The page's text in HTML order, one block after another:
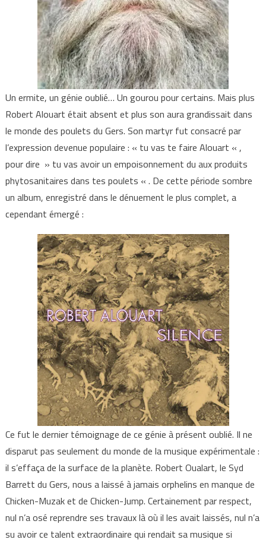
Un ermite, un génie oublié… Un gourou pour certains. Mais plus
Robert Alouart était absent et plus son aura grandissait dans
le monde des poulets du Gers. Son martyr fut consacré par
l’expression devenue populaire : « tu vas te faire Alouart « ,
pour dire » tu vas avoir un empoisonnement du aux produits
phytosanitaires dans tes poulets « . De cette période sombre
un album, enregistré dans le dénuement le plus complet, a
cependant émergé :
Ce fut le dernier témoignage de ce génie à présent oublié. Il ne
disparut pas seulement du monde de la musique expérimentale :
il s’effaça de la surface de la planète. Robert Oualart, le Syd
Barrett du Gers, nous a laissé à jamais orphelins en manque de
Chicken-Muzak et de Chicken-Jump. Certainement par respect,
nul n’a osé reprendre ses travaux là où il les avait laissés, nul n’a
su avoir ce talent extraordinaire qui rendait sa musique si